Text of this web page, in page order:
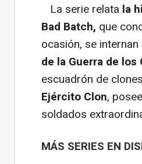
La serie relata la
Bad Batch, que
ocasión, se
de la Guerra de los
escuadrón de
Ejército Clon,
soldados
MÁS SERIES EN